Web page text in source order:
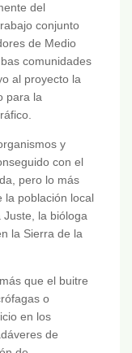
del
conjunto
de Medio
comunidades
al proyecto la
para la
y
con el
pero lo más
la población local
la bióloga
la Sierra de la
que el buitre
o
en los
de